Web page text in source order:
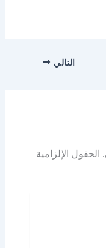
التالي
الحقول الإلزامية